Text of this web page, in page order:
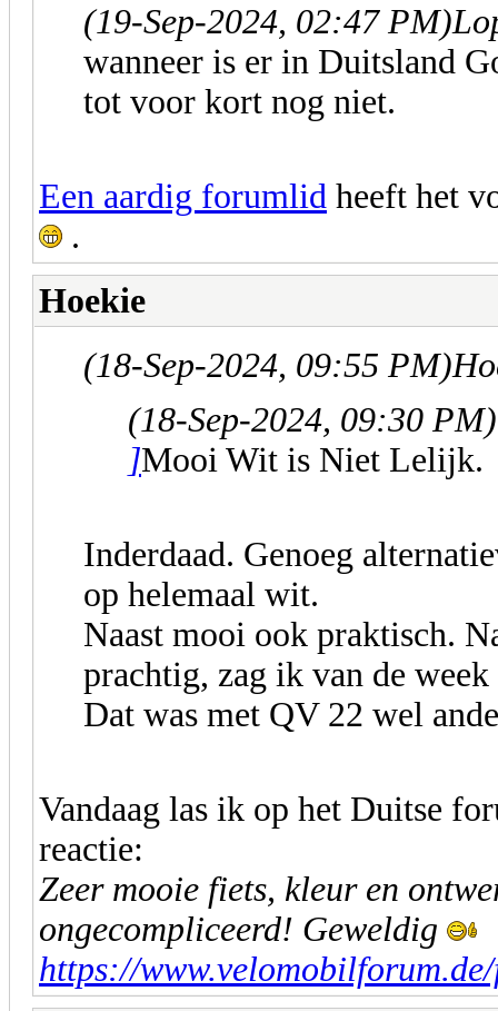
(19-Sep-2024, 02:47 PM)
wanneer is er in Duitsland
tot voor kort nog niet.
Een aardig forumlid heeft het
.
Hoekie
(18-Sep-2024, 09:55 PM)
(18-Sep-2024, 09:30 PM)
]Mooi Wit is Niet Lelijk.
Inderdaad. Genoeg
op helemaal wit.
Naast mooi ook praktisch.
prachtig, zag ik van de
Dat was met QV 22 wel
Vandaag las ik op het Duitse
reactie:
Zeer mooie fiets, kleur en
ongecompliceerd! Geweldig
https://